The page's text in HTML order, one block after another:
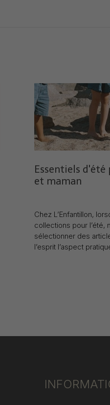
Essentiels
et maman
Chez L’Enfantillon,
collections pour l’été,
sélectionner des
l’esprit l’aspect